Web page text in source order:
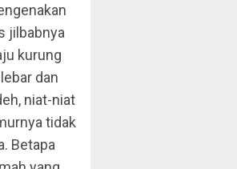
jilbabnya
kurung
dan
niat-niat
tidak
Betapa